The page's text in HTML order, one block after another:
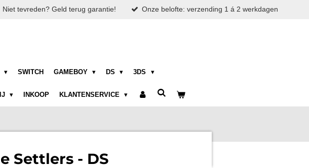
Niet tevreden? Geld terug garantie! Onze belofte: verzending 1 á 2 werkdagen
SWITCH GAMEBOY DS 3DS
INKOOP KLANTENSERVICE
Settlers - DS